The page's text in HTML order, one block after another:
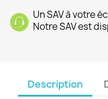
Un SAV à votre
Notre SAV est
Description